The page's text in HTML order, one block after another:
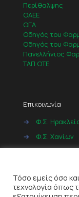
Περίθαλψης
ΟΑΕΕ
ΟΓΑ
Οδηγός του
Οδηγός του
Πανελλήνιος
ΤΑΠ ΟΤΕ
Επικοινωνία
→
Φ.Σ.
→
Φ.Σ. Χανίων
Τόσο εμείς όσο
τεχνολογία όπως